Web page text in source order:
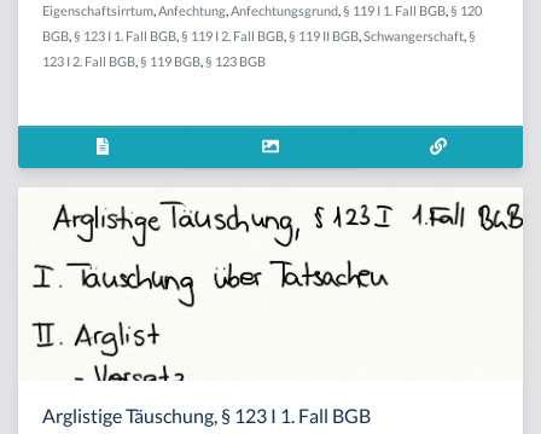
Eigenschaftsirrtum Anfechtung Anfechtungsgrund § 119 I 1. Fall BGB § 120
BGB § 123 I 1. Fall BGB § 119 I 2. Fall BGB § 119 II BGB Schwangerschaft §
123 I 2. Fall BGB § 119 BGB § 123 BGB
Arglistige Täuschung, § 123 I 1. Fall BGB